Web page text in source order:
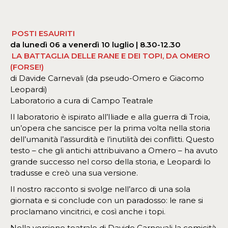
POSTI ESAURITI
da lunedì 06 a venerdì 10 luglio | 8.30-12.30
LA BATTAGLIA DELLE RANE E DEI TOPI, DA OMERO
(FORSE!)
di Davide Carnevali (da pseudo-Omero e Giacomo
Leopardi)
Laboratorio a cura di Campo Teatrale
Il laboratorio è ispirato all’Iliade e alla guerra di Troia,
un’opera che sancisce per la prima volta nella storia
dell’umanità l’assurdità e l’inutilità dei conflitti. Questo
testo – che gli antichi attribuivano a Omero – ha avuto
grande successo nel corso della storia, e Leopardi lo
tradusse e creò una sua versione.
Il nostro racconto si svolge nell’arco di una sola
giornata e si conclude con un paradosso: le rane si
proclamano vincitrici, e così anche i topi.